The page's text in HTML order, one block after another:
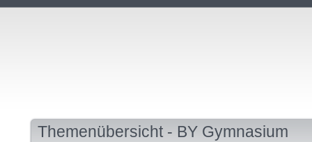
Themenübersicht - BY Gymnasium